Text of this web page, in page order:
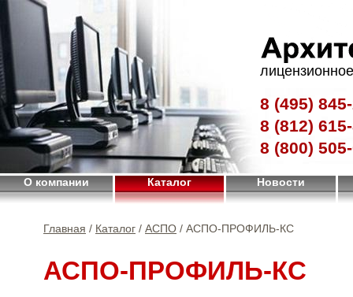
8 (495)
8 (812)
8 (800)
О компании Каталог Новости
Главная / Каталог / АСПО / АСПО-ПРОФИЛЬ-КС
АСПО-ПРОФИЛЬ-КС